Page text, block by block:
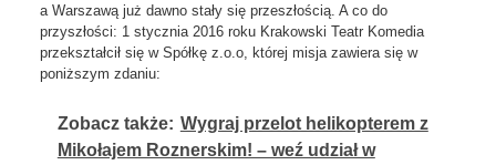
a Warszawą już dawno stały się przeszłością. A co do
przyszłości: 1 stycznia 2016 roku Krakowski Teatr Komedia
przekształcił się w Spółkę z.o.o, której misja zawiera się w
poniższym zdaniu:
Zobacz także: Wygraj przelot helikopterem z
Mikołajem Roznerskim! – weź udział w